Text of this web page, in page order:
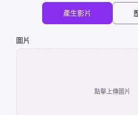
產生影片
圖片
點擊上傳圖片